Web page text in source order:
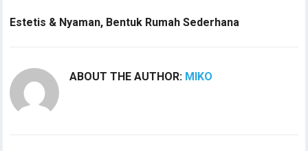
Estetis & Nyaman, Bentuk Rumah Sederhana
ABOUT THE AUTHOR: MIKO